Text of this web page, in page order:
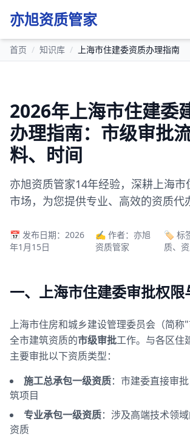
亦旭资质管家
首页 / 知识库 / 上海市住建委资质办理指南
2026年上海市住建委
办理指南：市级审批
料、时间
亦旭资质管家14年经验，深耕上海市
市场，为您提供专业、高效的资质代
📅 发布日期：2026
年1月15日
✍️ 作者：亦旭
资质管家
🏷️ 标
质、
一、上海市住建委审批权限
上海市住房和城乡建设管理委员会（简称
全市建筑资质的市级审批工作。与各区住
主要审批以下资质类型：
施工总承包一级资质：市建委直接审
筑项目
专业承包一级资质：涉及高端技术领
资质